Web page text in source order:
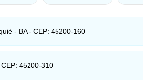
- BA - CEP: 45200-160
45200-310